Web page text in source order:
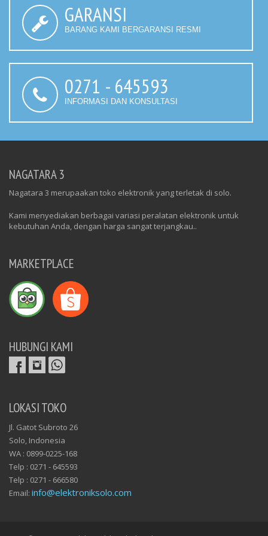
GARANSI
BARANG KAMI BERGARANSI RESMI
0271 - 645593
INFORMASI DAN KONSULTASI
NAGATARA 3
Nagatara 3 merupaakan toko elektronik yang terletak di solo.
Kami menyediakan berbagai variasi peralatan elektronik untuk
kebutuhan Anda, dengan harga sangat terjangkau..
MARKETPLACE
HUBUNGI KAMI
LOKASI TOKO
Jl. Gatot Subroto 26
Solo, Indonesia
WA : 0899-0225-168
Telp : 0271 - 645593
Telp : 0271 - 666580
Email: info@elektroniksolo.com